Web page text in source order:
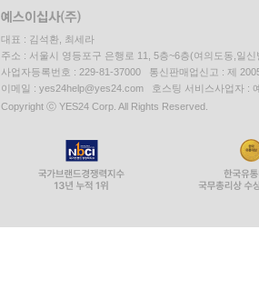
대표 : 김석환, 최세라
주소 : 서울시 영등포구 은행로 11, 5층~6층(여의도동,일신
사업자등록번호 : 229-81-37000 통신판매업신고 : 제
이메일 : yes24help@yes24.com 호스팅 서비스사업자 :
Copyright ⓒ YES24 Corp. All Rights Reserved.